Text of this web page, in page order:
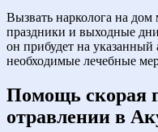
Вызвать нарколога на
праздники и выходные
он прибудет на указанный
необходимые лечебные
Помощь скорая
отравлении в